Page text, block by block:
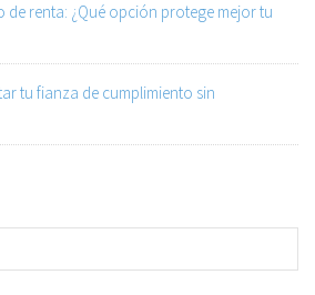
de renta: ¿Qué opción protege mejor tu
tu fianza de cumplimiento sin